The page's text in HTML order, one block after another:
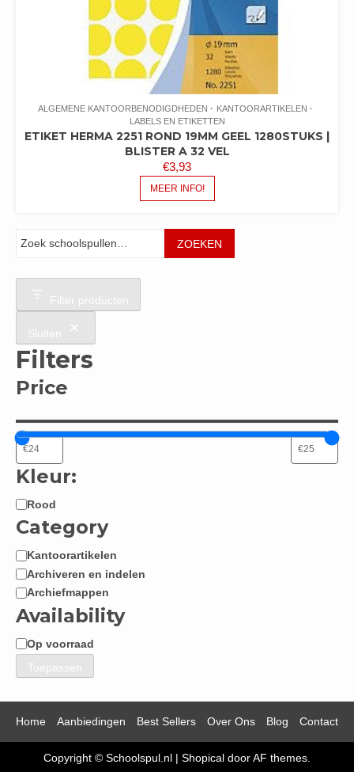
ALGEMENE KANTOORBENODIGDHEDEN
KANTOORARTIKELEN
LABELS EN ETIKETTEN
ETIKET HERMA 2251 ROND 19MM GEEL 1280STUKS |
BLISTER A 32 VEL
€3,93
MEER INFO!
ZOEKEN
Filter producten
Sluiten
Filters
Price
Kleur:
Kleur:
Rood
Category
Categorie
Kantoorartikelen
Archiveren en indelen
Archiefmappen
Availability
Beschikbaarheid
Op voorraad
Toepassen
Home Aanbiedingen Best Sellers Over Ons Blog Contact
Copyright © Schoolspul.nl | Shopical door AF themes.